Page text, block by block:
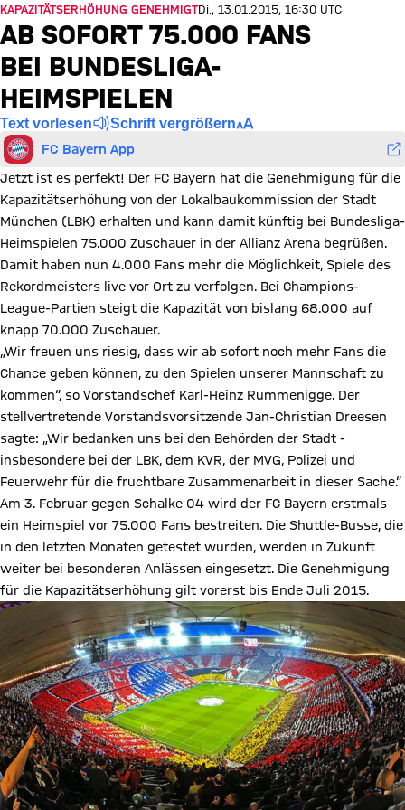
KAPAZITÄTSERHÖHUNG GENEHMIGTDi., 13.01.2015, 16:30 UTC
AB SOFORT 75.000 FANS
BEI BUNDESLIGA-
HEIMSPIELEN
Text vorlesen Schrift vergrößern
FC Bayern App
Jetzt ist es perfekt! Der FC Bayern hat die Genehmigung für die
Kapazitätserhöhung von der Lokalbaukommission der Stadt
München (LBK) erhalten und kann damit künftig bei Bundesliga-
Heimspielen 75.000 Zuschauer in der Allianz Arena begrüßen.
Damit haben nun 4.000 Fans mehr die Möglichkeit, Spiele des
Rekordmeisters live vor Ort zu verfolgen. Bei Champions-
League-Partien steigt die Kapazität von bislang 68.000 auf
knapp 70.000 Zuschauer.
„Wir freuen uns riesig, dass wir ab sofort noch mehr Fans die
Chance geben können, zu den Spielen unserer Mannschaft zu
kommen“, so Vorstandschef Karl-Heinz Rummenigge. Der
stellvertretende Vorstandsvorsitzende Jan-Christian Dreesen
sagte: „Wir bedanken uns bei den Behörden der Stadt -
insbesondere bei der LBK, dem KVR, der MVG, Polizei und
Feuerwehr für die fruchtbare Zusammenarbeit in dieser Sache.“
Am 3. Februar gegen Schalke 04 wird der FC Bayern erstmals
ein Heimspiel vor 75.000 Fans bestreiten. Die Shuttle-Busse, die
in den letzten Monaten getestet wurden, werden in Zukunft
weiter bei besonderen Anlässen eingesetzt. Die Genehmigung
für die Kapazitätserhöhung gilt vorerst bis Ende Juli 2015.